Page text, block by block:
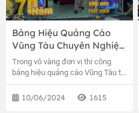
Bảng Hiệu Quảng Cáo
Vũng Tàu Chuyên Nghiệp
Đẳng Cấp
Trong vô vàng đơn vị thi công
bảng hiệu quảng cáo Vũng Tàu thì
để chọn ra một đơn vị làm chất
lượng, đẹp, chuyên nghiệp thì rất
10/06/2024 1615